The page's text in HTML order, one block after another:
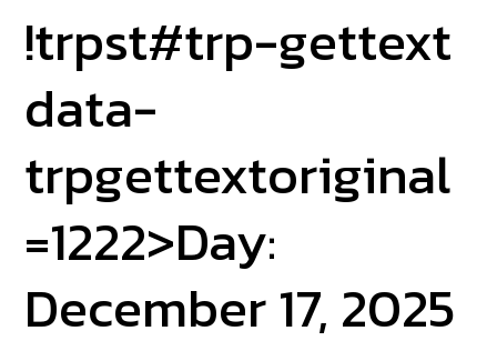
!trpst#trp-gettext
data-
trpgettextoriginal
=1222>Day:
December 17, 2025